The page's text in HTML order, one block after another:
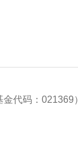
金代码：021369